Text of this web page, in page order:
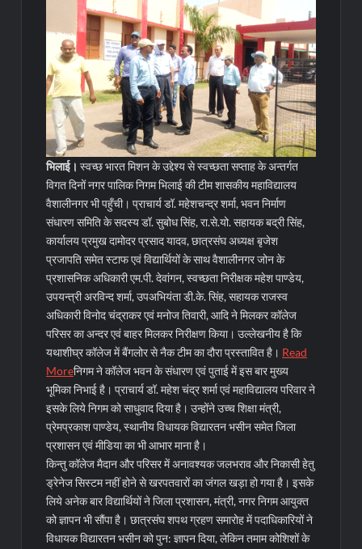
भिलाई। स्वच्छ भारत मिशन के उद्देश्य से स्वच्छता सप्ताह के अन्तर्गत
विगत दिनों नगर पालिक निगम भिलाई की टीम शासकीय महाविद्यालय
वैशालीनगर भी पहुँची। प्राचार्य डॉ. महेशचन्द्र शर्मा, भवन निर्माण
संधारण समिति के सदस्य डॉ. सुबोध सिंह, रा.से.यो. सहायक बद्री सिंह,
कार्यालय प्रमुख दामोदर प्रसाद यादव, छात्रसंघ अध्यक्ष बृजेश
प्रजापति समेत स्टाफ एवं विद्यार्थियों के साथ वैशालीनगर जोन के
प्रशासनिक अधिकारी एम.पी. देवांगन, स्वच्छता निरीक्षक महेश पाण्डेय,
उपयन्त्री अरविन्द शर्मा, उपअभियंता डी.के. सिंह, सहायक राजस्व
अधिकारी विनोद चंद्राकर एवं मनोज तिवारी, आदि ने मिलकर कॉलेज
परिसर का अन्दर एवं बाहर मिलकर निरीक्षण किया। उल्लेखनीय है कि
यथाशीघ्र कॉलेज में बैंगलोर से नैक टीम का दौरा प्रस्तावित है। Read
Moreनिगम ने कॉलेज भवन के संधारण एवं पुताई में इस बार मुख्य
भूमिका निभाई है। प्राचार्य डॉ. महेश चंद्र शर्मा एवं महाविद्यालय परिवार ने
इसके लिये निगम को साधुवाद दिया है। उन्होंने उच्च शिक्षा मंत्री,
प्रेमप्रकाश पाण्डेय, स्थानीय विधायक विद्यारतन भसीन समेत जिला
प्रशासन एवं मीडिया का भी आभार माना है।
किन्तु कॉलेज मैदान और परिसर में अनावश्यक जलभराव और निकासी हेतु
ड्रेनेज सिस्टम नहीं होने से खरपतवारों का जंगल खड़ा हो गया है। इसके
लिये अनेक बार विद्यार्थियों ने जिला प्रशासन, मंत्री, नगर निगम आयुक्त
को ज्ञापन भी सौंपा है। छात्रसंघ शपथ ग्रहण समारोह में पदाधिकारियों ने
विधायक विद्यारतन भसीन को पुन: ज्ञापन दिया, लेकिन तमाम कोशिशों के